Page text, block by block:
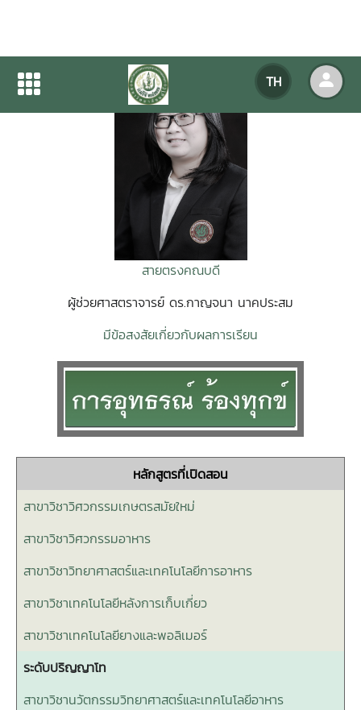
TH
สายตรงคณบดี
ผู้ช่วยศาสตราจารย์ ดร.กาญจนา นาคประสม
มีข้อสงสัยเกี่ยวกับผลการเรียน
หลักสูตรที่เปิดสอน
สาขาวิชาวิศวกรรมเกษตรสมัยใหม่
สาขาวิชาวิศวกรรมอาหาร
สาขาวิชาวิทยาศาสตร์และเทคโนโลยีการอาหาร
สาขาวิชาเทคโนโลยีหลังการเก็บเกี่ยว
สาขาวิชาเทคโนโลยียางและพอลิเมอร์
ระดับปริญญาโท
สาขาวิชานวัตกรรมวิทยาศาสตร์และเทคโนโลยีอาหาร